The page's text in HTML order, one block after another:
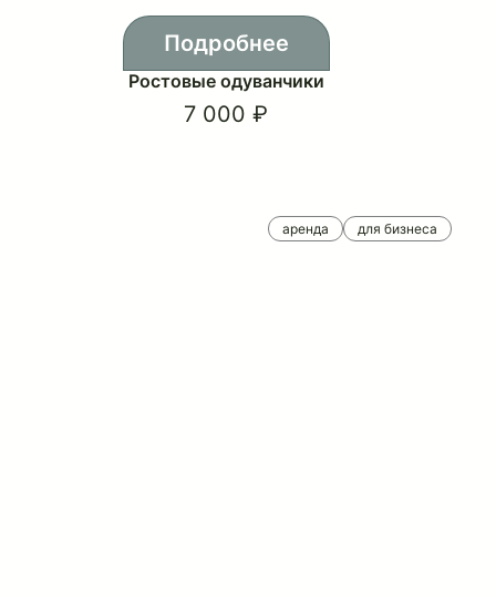
Подробнее
Ростовые одуванчики
7 000 ₽
аренда для бизнеса